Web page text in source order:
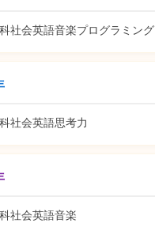
社会英語音楽プログラミング
社会英語思考力
社会英語音楽